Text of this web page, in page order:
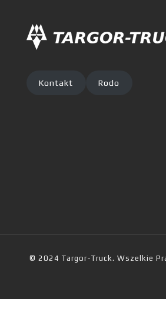
Kontakt Rodo
© 2024 Targor-Truck. Wszelkie